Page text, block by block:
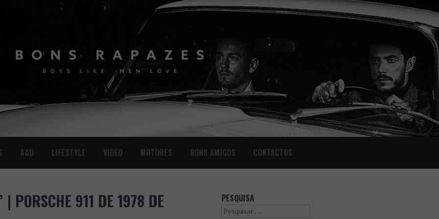
A&D LIFESTYLE VIDEO MOTORES BONS AMIGOS CONTACTOS
PORSCHE 911 DE 1978 DE
PESQUISA
Search